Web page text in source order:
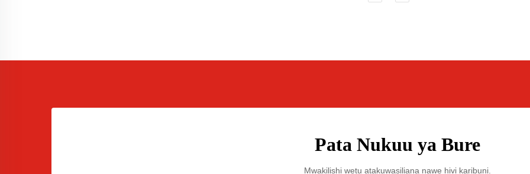
Pata Nukuu ya Bure
Mwakilishi wetu atakuwasiliana nawe hivi karibuni.